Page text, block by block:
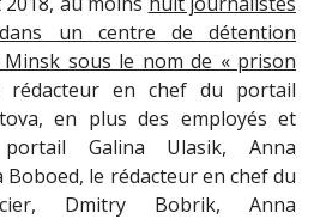
un centre de détention
sous le nom de « prison
en chef du portail
en plus des employés et
Galina Ulasik, Anna
Boboed, le rédacteur en chef du
Dmitry Bobrik, Anna